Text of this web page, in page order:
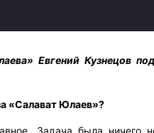
Евгений Кузнецов
«Салават Юлаев»?
Задача была ничего